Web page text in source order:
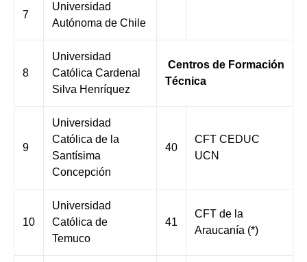
7
Universidad
Autónoma de Chile
8
Universidad
Católica Cardenal
Silva Henríquez
Centros de Formación
Técnica
9
Universidad
Católica de la
Santísima
Concepción
40
CFT CEDUC
UCN
10
Universidad
Católica de
Temuco
41
CFT de la
Araucanía (*)